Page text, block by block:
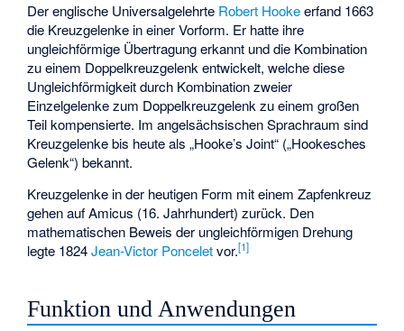
Der englische Universalgelehrte Robert Hookeerfand 1663
die Kreuzgelenke in einer Vorform. Er hatte ihre
ungleichförmige Übertragung erkannt und die Kombination
zu einem Doppelkreuzgelenk entwickelt, welche diese
Ungleichförmigkeit durch Kombination zweier
Einzelgelenke zum Doppelkreuzgelenk zu einem großen
Teil kompensierte. Im angelsächsischen Sprachraum sind
Kreuzgelenke bis heute als „Hooke’s Joint“ („Hookesches
Gelenk“) bekannt.
Kreuzgelenke in der heutigen Form mit einem Zapfenkreuz
gehen auf Amicus (16. Jahrhundert) zurück. Den
mathematischen Beweis der ungleichförmigen Drehung
legte 1824Jean-Victor Ponceletvor.[1]
Funktion und Anwendungen